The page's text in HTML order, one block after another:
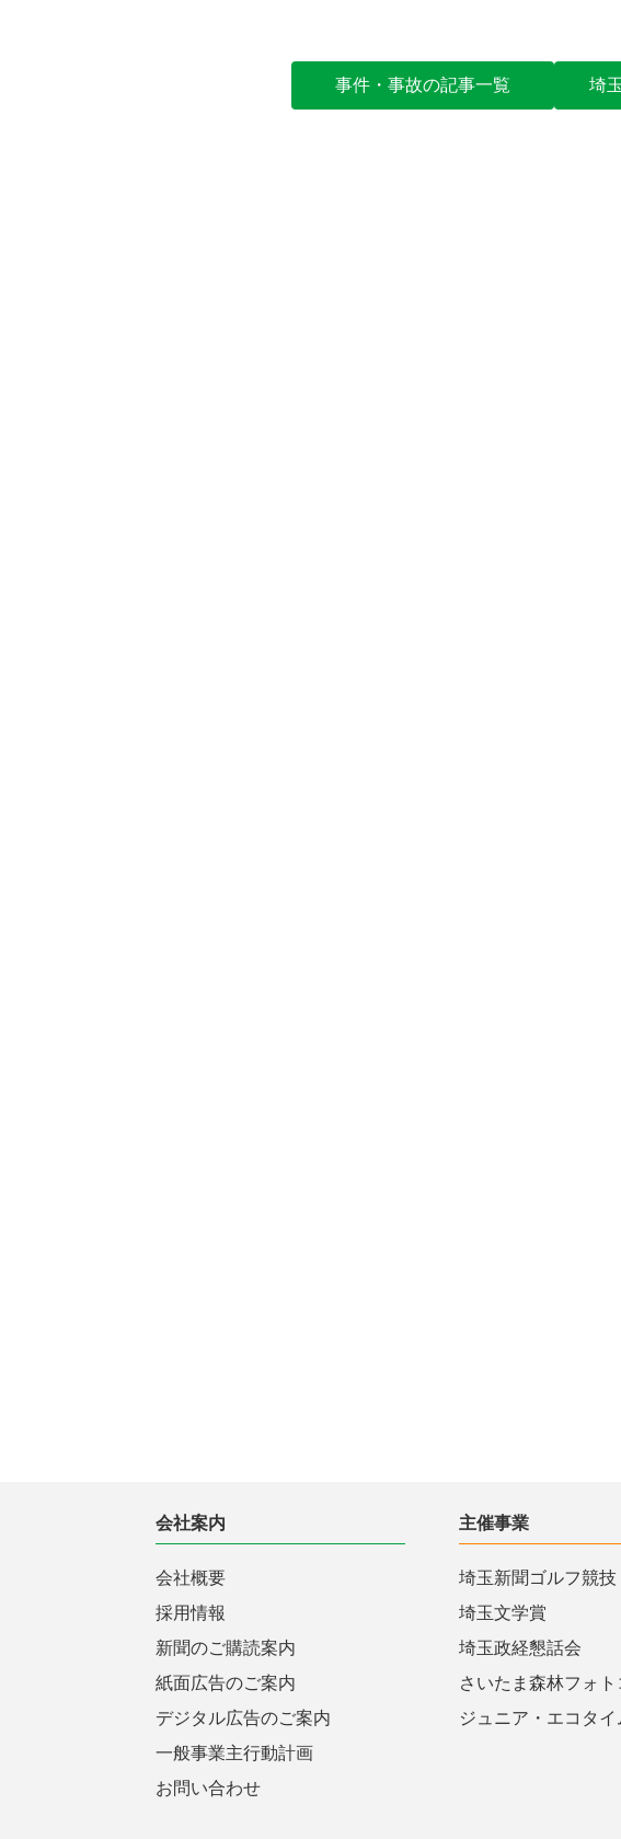
事件・事故の記事一覧 埼
会社案内
会社概要
採用情報
新聞のご購読案内
紙面広告のご案内
デジタル広告のご案内
一般事業主行動計画
お問い合わせ
主催事業
埼玉新聞ゴルフ競技
埼玉文学賞
埼玉政経懇話会
さいたま森林フォト
ジュニア・エコタイ